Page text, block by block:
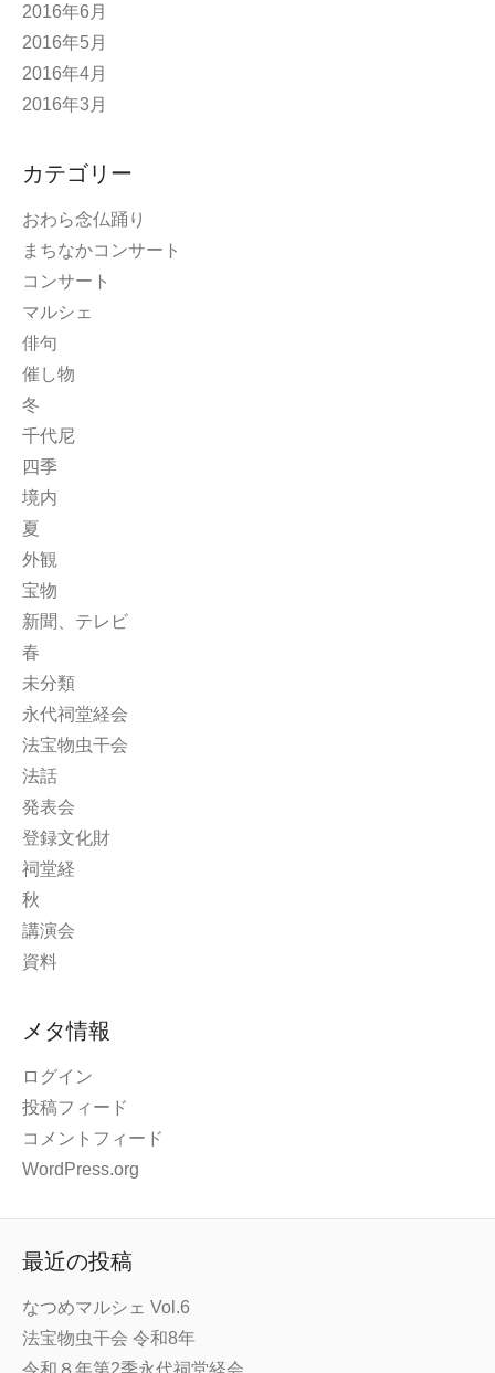
2016年6月
2016年5月
2016年4月
2016年3月
カテゴリー
おわら念仏踊り
まちなかコンサート
コンサート
マルシェ
俳句
催し物
冬
千代尼
四季
境内
夏
外観
宝物
新聞、テレビ
春
未分類
永代祠堂経会
法宝物虫干会
法話
発表会
登録文化財
祠堂経
秋
講演会
資料
メタ情報
ログイン
投稿フィード
コメントフィード
WordPress.org
最近の投稿
なつめマルシェ Vol.6
法宝物虫干会 令和8年
令和８年第2季永代祠堂経会